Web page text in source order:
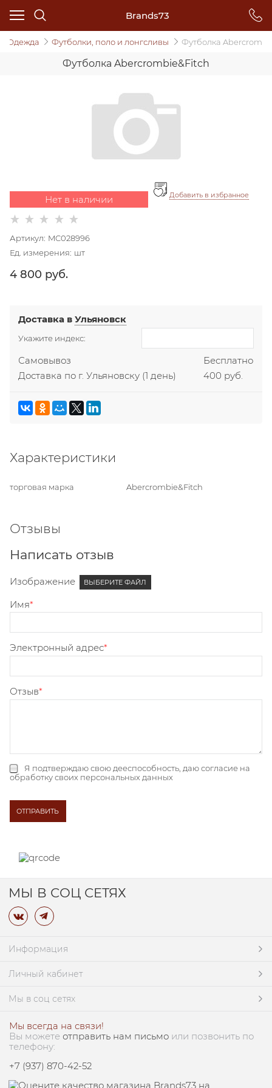
Brands73
Одежда Футболки, поло и лонгсливы Футболка
Футболка Abercrombie&Fitch
Нет в наличии Добавить в избранное
Артикул: MC028996
Ед. измерения: шт
4 800 руб.
Доставка вУльяновск
Укажите индекс:
Самовывоз
Бесплатно
Доставка по г. Ульяновску (1 день) 400 руб.
Характеристики
торговая марка Abercrombie&Fitch
Отзывы
Написать отзыв
Изображение ВЫБЕРИТЕ ФАЙЛ
Имя
Электронный адрес
Отзыв
Я подтверждаю свою дееспособность, даюсогласие на
обработку своих персональных данных
МЫ В СОЦ СЕТЯХ
Информация
Личный кабинет
Мы в соц сетях
Мы всегда на связи!
Вы можете отправить нам письмо или позвонить по
телефону:
+7 (937) 870-42-52